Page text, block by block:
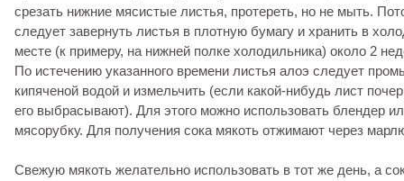
срезать нижние мясистые листья, протереть, но не мыть.
следует завернуть листья в плотную бумагу и хранить в
месте (к примеру, на нижней полке холодильника) около 2
По истечению указанного времени листья алоэ следует
кипяченой водой и измельчить (если какой-нибудь лист
его выбрасывают). Для этого можно использовать блендер
мясорубку. Для получения сока мякоть отжимают через
Свежую мякоть желательно использовать в тот же день, а